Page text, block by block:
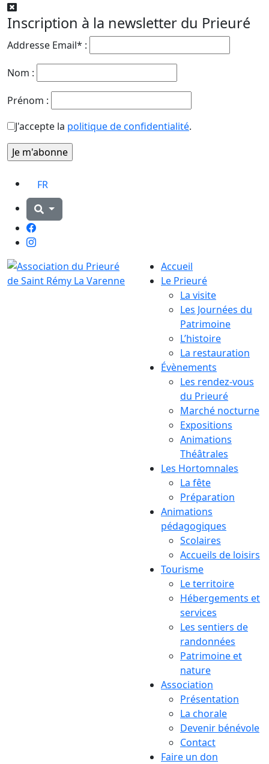
Inscription à la newsletter du Prieuré
Addresse Email* :
Nom :
Prénom :
J'accepte la politique de confidentialité.
FR
Facebook
Instagram
Accueil
Le Prieuré
La visite
Les Journées du
Patrimoine
L’histoire
La restauration
Évènements
Les rendez-vous
du Prieuré
Marché nocturne
Expositions
Animations
Théâtrales
Les Hortomnales
La fête
Préparation
Animations
pédagogiques
Scolaires
Accueils de loisirs
Tourisme
Le territoire
Hébergements et
services
Les sentiers de
randonnées
Patrimoine et
nature
Association
Présentation
La chorale
Devenir bénévole
Contact
Faire un don